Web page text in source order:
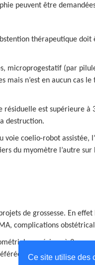
Ce site utilise des
peuvent être
thérapeutique doit
microprogestatif (par
mais n’est en aucun cas
résiduelle est supérieure
destruction.
voie coelio-robot assistée,
du myomètre l’autre
de grossesse. En effet
complications
supérieur à 3 mm,